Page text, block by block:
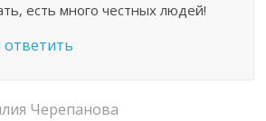
есть много честных людей!
Черепанова